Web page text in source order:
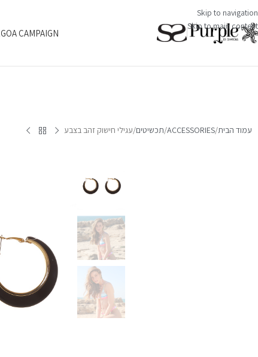
Skip to navigation
Skip to main content
GOA CAMPAIGN
עמוד הבית ACCESSORIES תכשיטים עגילי חישוק זהב בצבע